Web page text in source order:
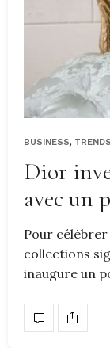
BUSINESS, TRENDS
Dior
avec un
Pour
collections
inaugure un